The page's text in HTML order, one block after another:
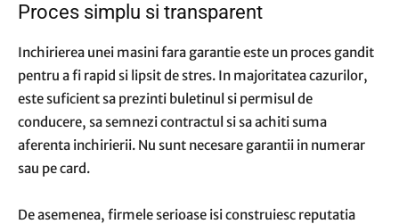
Proces simplu si transparent
Inchirierea unei masini fara garantie este un proces gandit
pentru a fi rapid si lipsit de stres. In majoritatea cazurilor,
este suficient sa prezinti buletinul si permisul de
conducere, sa semnezi contractul si sa achiti suma
aferenta inchirierii. Nu sunt necesare garantii in numerar
sau pe card.
De asemenea, firmele serioase isi construiesc reputatia